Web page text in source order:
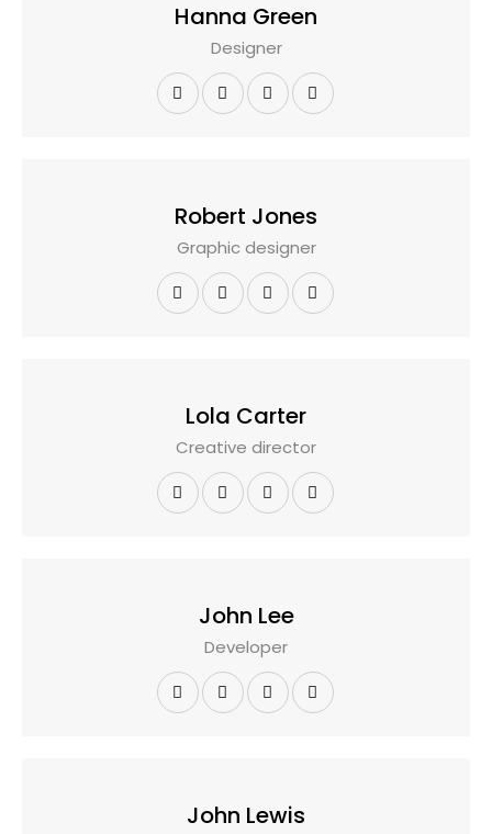
Hanna Green
Designer
Robert Jones
Graphic designer
Lola Carter
Creative director
John Lee
Developer
John Lewis